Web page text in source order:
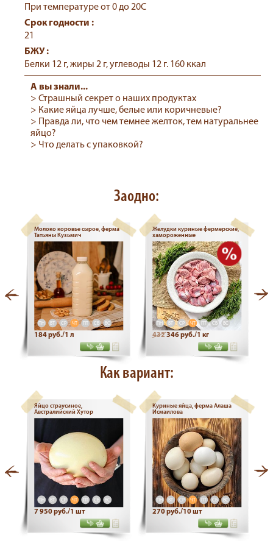
При температуре от 0 до 20С
Срок годности :
21
БЖУ :
Белки 12 г, жиры 2 г, углеводы 12 г. 160 ккал
А вы знали...
> Страшный секрет о наших продуктах
> Какие яйца лучше, белые или коричневые?
> Правда ли, что чем темнее желток, тем натуральнее
яйцо?
> Что делать с упаковкой?
Заодно:
Молоко коровье сырое, ферма
Татьяны Кузьмич
ПН ВТ СР ЧТ ПТ СБ ВС
184 руб./1 л
Желудки куриные фермерские,
замороженные
ПН ВТ СР ЧТ ПТ СБ ВС
432346 руб./1 кг
Как вариант:
Яйцо страусиное,
Австралийский Хутор
ПН ВТ СР ЧТ СБ ВС
7 950 руб./1 шт
Куриные яйца, ферма Алаша
Исмаилова
ПН ВТ СР ЧТ СБ ВС
270 руб./10 шт